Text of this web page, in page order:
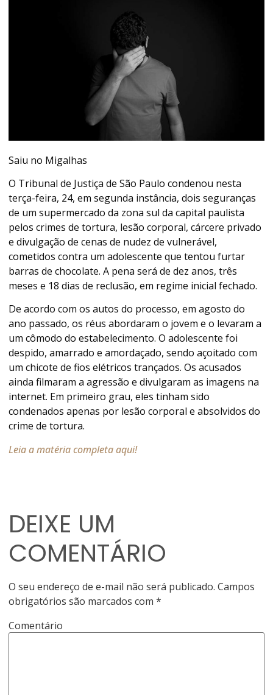
Saiu no Migalhas
O Tribunal de Justiça de São Paulo condenou nesta
terça-feira, 24, em segunda instância, dois seguranças
de um supermercado da zona sul da capital paulista
pelos crimes de tortura, lesão corporal, cárcere privado
e divulgação de cenas de nudez de vulnerável,
cometidos contra um adolescente que tentou furtar
barras de chocolate. A pena será de dez anos, três
meses e 18 dias de reclusão, em regime inicial fechado.
De acordo com os autos do processo, em agosto do
ano passado, os réus abordaram o jovem e o levaram a
um cômodo do estabelecimento. O adolescente foi
despido, amarrado e amordaçado, sendo açoitado com
um chicote de fios elétricos trançados. Os acusados
ainda filmaram a agressão e divulgaram as imagens na
internet. Em primeiro grau, eles tinham sido
condenados apenas por lesão corporal e absolvidos do
crime de tortura.
Leia a matéria completa aqui!
DEIXE UM
COMENTÁRIO
O seu endereço de e-mail não será publicado. Campos
obrigatórios são marcados com*
Comentário